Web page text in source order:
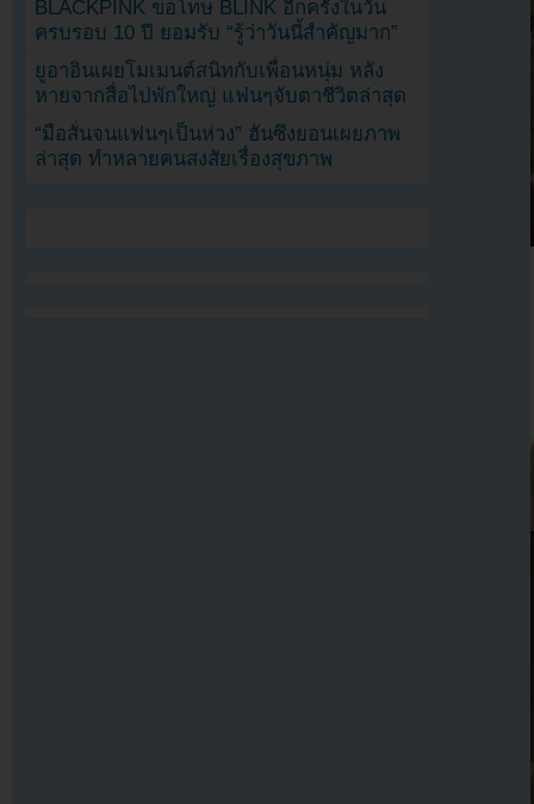
BLACKPINK ขอโทษ BLINK อีกครั้งในวัน
ครบรอบ 10 ปี ยอมรับ “รู้ว่าวันนี้สำคัญมาก”
ยูอาอินเผยโมเมนต์สนิทกับเพื่อนหนุ่ม หลัง
หายจากสื่อไปพักใหญ่ แฟนๆจับตาชีวิตล่าสุด
“มือสั่นจนแฟนๆเป็นห่วง” ฮันซึงยอนเผยภาพ
ล่าสุด ทำหลายคนสงสัยเรื่องสุขภาพ